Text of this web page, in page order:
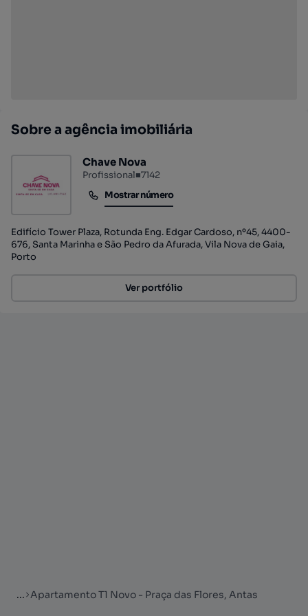
Sobre a agência imobiliária
Chave Nova
Profissional■7142
Mostrar número
Mostrar número
Edifício Tower Plaza, Rotunda Eng. Edgar Cardoso, nº45, 4400-
676, Santa Marinha e São Pedro da Afurada, Vila Nova de Gaia,
Porto
Ver portfólio
... Apartamento T1 Novo - Praça das Flores, Antas